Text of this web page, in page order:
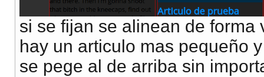
si se fijan se alinean de
hay un articulo mas pequeño
se pege al de arriba sin